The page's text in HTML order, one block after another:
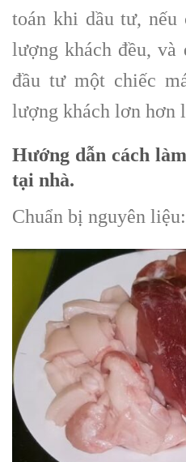
toán khi dầu tư, nếu
lượng khách đều,
đầu tư một chiếc
lượng khách lơn hơn
Hướng dẫn cách
tại nhà.
Chuẩn bị nguyên liệu: